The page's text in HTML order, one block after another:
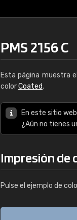
PMS 2156 C
Esta página muestra
colorCoated.
En este sitio
¿Aún no tienes
Impresión de
Pulse el ejemplo de